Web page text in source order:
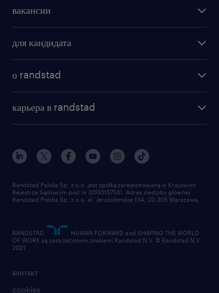
вакансии
бонусы для работников
для кандидата
о randstad
институт исследований randstad
для медиа
для поставщиков
карьера в randstad
наш мир
работа в randstad
отправить резюме
контакт
cookies
Randstad Polska Sp. z o.o. jest spółką zarejestrowaną w Krajowym
Rejestrze Sądowym pod nr 0000157531. Adres siedziby głównej
Randstad Polska Sp. z o.o. al. Jerozolimskie 134, 02-305 Warszawa.
RANDSTAD,
, HUMAN FORWARD and SHAPING THE WORLD
OF WORK są zastrzeżonymi znakami Randstad N.V. © Randstad N.V
2021